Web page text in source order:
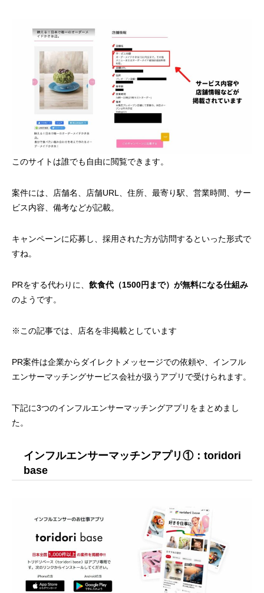
このサイトは誰でも自由に閲覧できます。
案件には、店舗名、店舗URL、住所、最寄り駅、営業時間、サー
ビス内容、備考などが記載。
キャンペーンに応募し、採用された方が訪問するといった形式で
すね。
PRをする代わりに、 飲食代（1500円まで）が無料になる仕組み
のようです。
※この記事では、店名を非掲載としています
PR案件は企業からダイレクトメッセージでの依頼や、インフル
エンサーマッチングサービス会社が扱うアプリで受けられます。
下記に3つのインフルエンサーマッチングアプリをまとめまし
た。
インフルエンサーマッチンアプリ①：toridori
base